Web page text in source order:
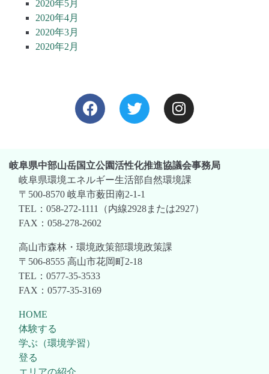
2020年5月
2020年4月
2020年3月
2020年2月
岐阜県中部山岳国立公園活性化推進協議会事務局
岐阜県環境エネルギー生活部自然環境課
〒500-8570 岐阜市薮田南2-1-1
TEL：058-272-1111（内線2928または2927）
FAX：058-278-2602
高山市森林・環境政策部環境政策課
〒506-8555 高山市花岡町2-18
TEL：0577-35-3533
FAX：0577-35-3169
HOME
体験する
学ぶ（環境学習）
登る
エリアの紹介